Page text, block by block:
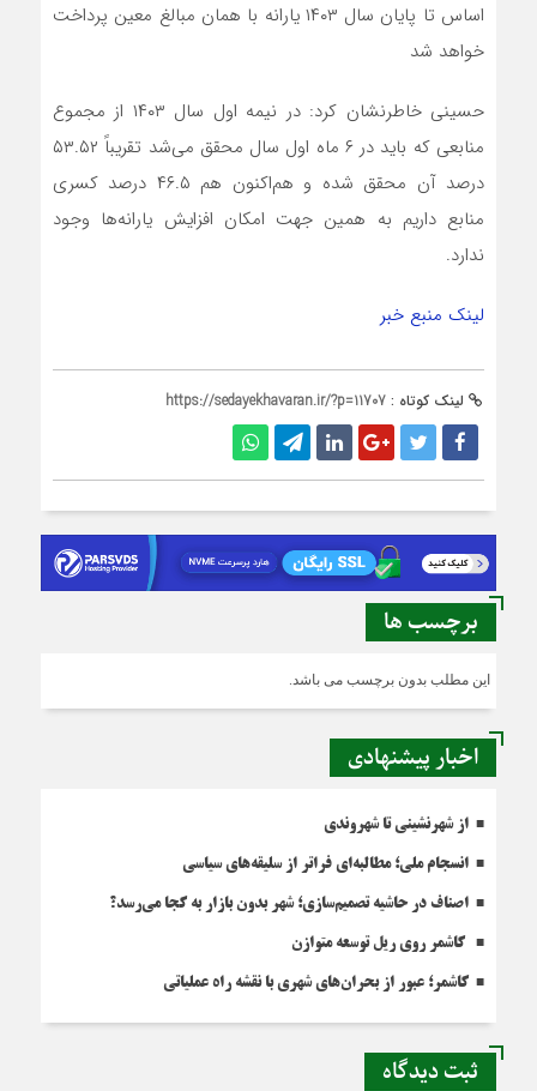
اساس تا پایان سال ۱۴۰۳ یارانه با همان مبالغ معین پرداخت
خواهد شد
حسینی خاطرنشان کرد: در نیمه اول سال ۱۴۰۳ از مجموع
منابعی که باید در ۶ ماه اول سال محقق می‌شد تقریباً ۵۳.۵۲
درصد آن محقق شده و هم‌اکنون هم ۴۶.۵ درصد کسری
منابع داریم به همین جهت امکان افزایش یارانه‌ها وجود
ندارد.
لینک منبع خبر
لینک کوتاه : https://sedayekhavaran.ir/?p=11707
برچسب ها
این مطلب بدون برچسب می باشد.
اخبار پیشنهادی
از شهرنشینی تا شهروندی
انسجام ملی؛ مطالبه‌ای فراتر از سلیقه‌های سیاسی
اصناف در حاشیه تصمیم‌سازی؛ شهر بدون بازار به کجا می‌رسد؟
کاشمر روی ریل توسعه متوازن
کاشمر؛ عبور از بحران‌های شهری با نقشه راه عملیاتی
ثبت دیدگاه